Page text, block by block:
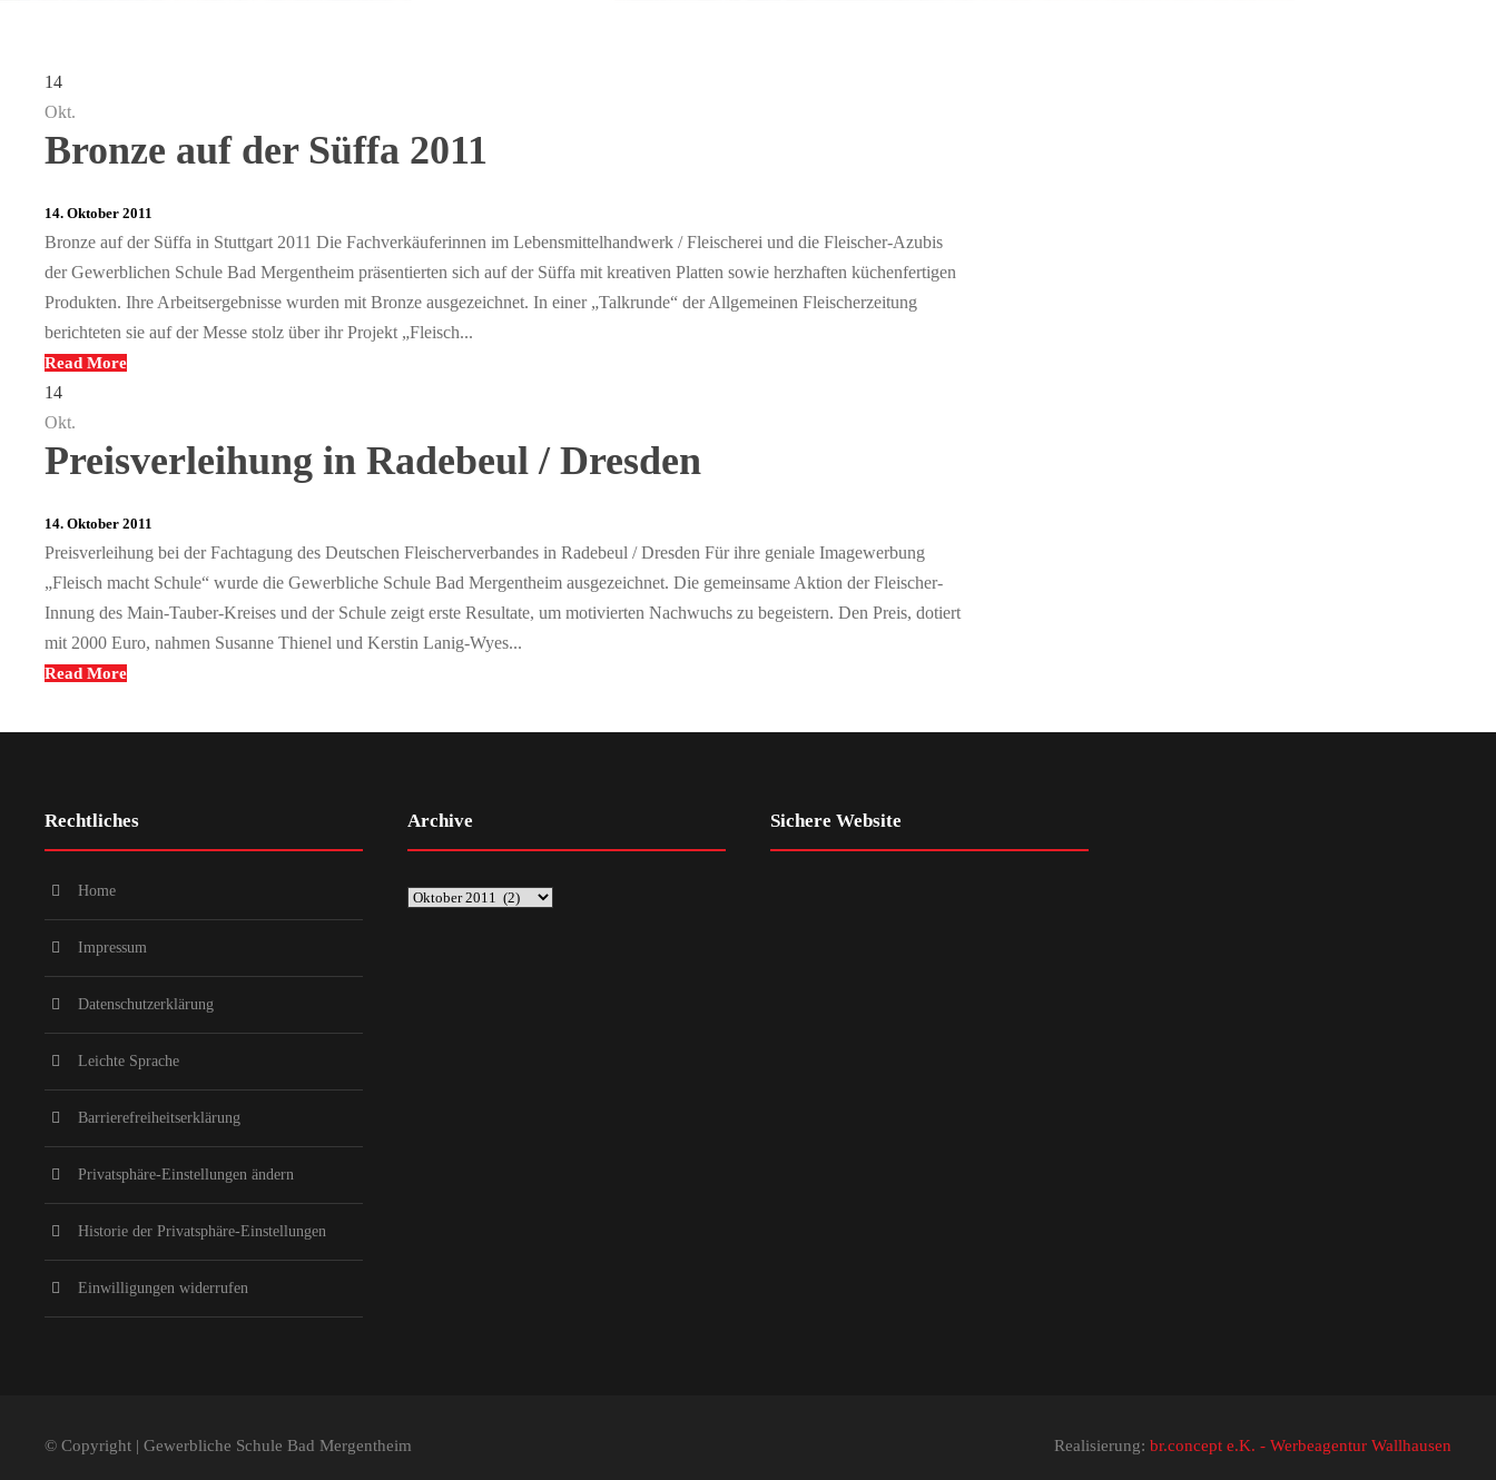
14
Okt.
Bronze auf der Süffa 2011
14. Oktober 2011
Bronze auf der Süffa in Stuttgart 2011 Die Fachverkäuferinnen im Lebensmittelhandwerk / Fleischerei und die Fleischer-Azubis
der Gewerblichen Schule Bad Mergentheim präsentierten sich auf der Süffa mit kreativen Platten sowie herzhaften küchenfertigen
Produkten. Ihre Arbeitsergebnisse wurden mit Bronze ausgezeichnet. In einer „Talkrunde“ der Allgemeinen Fleischerzeitung
berichteten sie auf der Messe stolz über ihr Projekt „Fleisch...
Read More
14
Okt.
Preisverleihung in Radebeul / Dresden
14. Oktober 2011
Preisverleihung bei der Fachtagung des Deutschen Fleischerverbandes in Radebeul / Dresden Für ihre geniale Imagewerbung
„Fleisch macht Schule“ wurde die Gewerbliche Schule Bad Mergentheim ausgezeichnet. Die gemeinsame Aktion der Fleischer-
Innung des Main-Tauber-Kreises und der Schule zeigt erste Resultate, um motivierten Nachwuchs zu begeistern. Den Preis, dotiert
mit 2000 Euro, nahmen Susanne Thienel und Kerstin Lanig-Wyes...
Read More
Rechtliches
Home
Impressum
Datenschutzerklärung
Leichte Sprache
Barrierefreiheitserklärung
Privatsphäre-Einstellungen ändern
Historie der Privatsphäre-Einstellungen
Einwilligungen widerrufen
Archive Sichere Website
© Copyright | Gewerbliche Schule Bad Mergentheim Realisierung: br.concept e.K. - Werbeagentur Wallhausen